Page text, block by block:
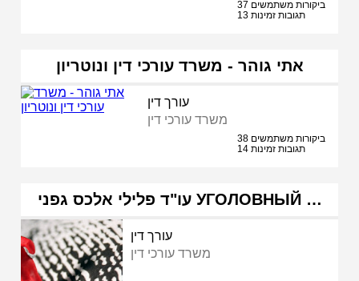
37 ביקורות משתמשים
13 תגובות זמינות
אתי גוהר - משרד עורכי דין ונוטריון
עורך דין
משרד עורכי דין
38 ביקורות משתמשים
14 תגובות זמינות
עו"ד פלילי אלכס גפני УГОЛОВНЫЙ …
עורך דין
משרד עורכי דין